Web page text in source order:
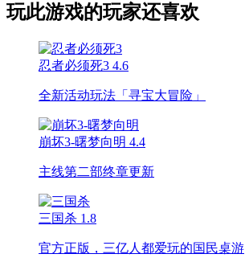
玩此游戏的玩家还喜欢
忍者必须死3 4.6
全新活动玩法「寻宝大冒险」
崩坏3-曙梦向明 4.4
主线第二部终章更新
三国杀 1.8
官方正版，三亿人都爱玩的国民桌游